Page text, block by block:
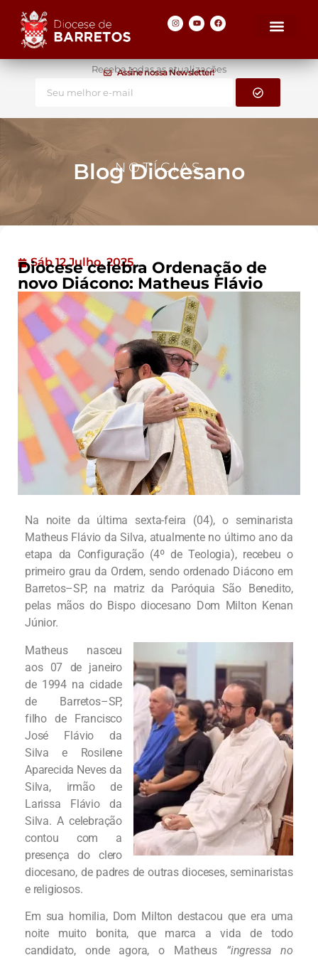
Assine nossa Newsletter!
Receba todas as atualizações
NOTÍCIAS
Blog Diocesano
Sáb 12 Julho, 2025
Diocese celebra Ordenação de
novo Diácono: Matheus Flávio
Na noite da última sexta-feira (04), o seminarista
Matheus Flávio da Silva, atualmente no último ano da
etapa da Configuração (4º de Teologia), recebeu o
primeiro grau da Ordem, sendo ordenado Diácono em
Barretos–SP, na matriz da Paróquia São Benedito,
pelas mãos do Bispo diocesano Dom Milton Kenan
Júnior.
Matheus nasceu
aos 07 de janeiro
de 1994 na cidade
de Barretos–SP,
filho de Francisco
José Flávio da
Silva e Rosilene
Aparecida Neves da
Silva, irmão de
Larissa Flávio da
Silva. A celebração
contou com a
presença do clero
diocesano, de padres de outras dioceses, seminaristas
e religiosos.
Em sua homilia, Dom Milton destacou que era uma
noite muito bonita, que marca a vida de todo
candidato, onde agora, o Matheus “ingressa no